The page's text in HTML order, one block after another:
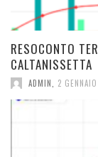
RESOCONTO
CALTANISSETTA
ADMIN, 2